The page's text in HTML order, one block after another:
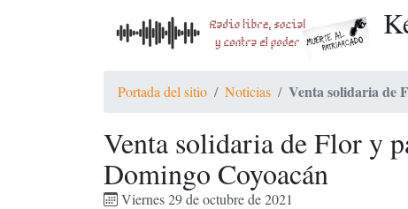
Portada del sitio Noticias Venta solidaria de
Venta solidaria de Flor y
Domingo Coyoacán
Viernes 29 de octubre de 2021